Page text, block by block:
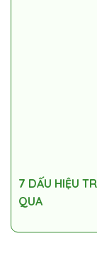
7 DẤU HIỆU
QUA